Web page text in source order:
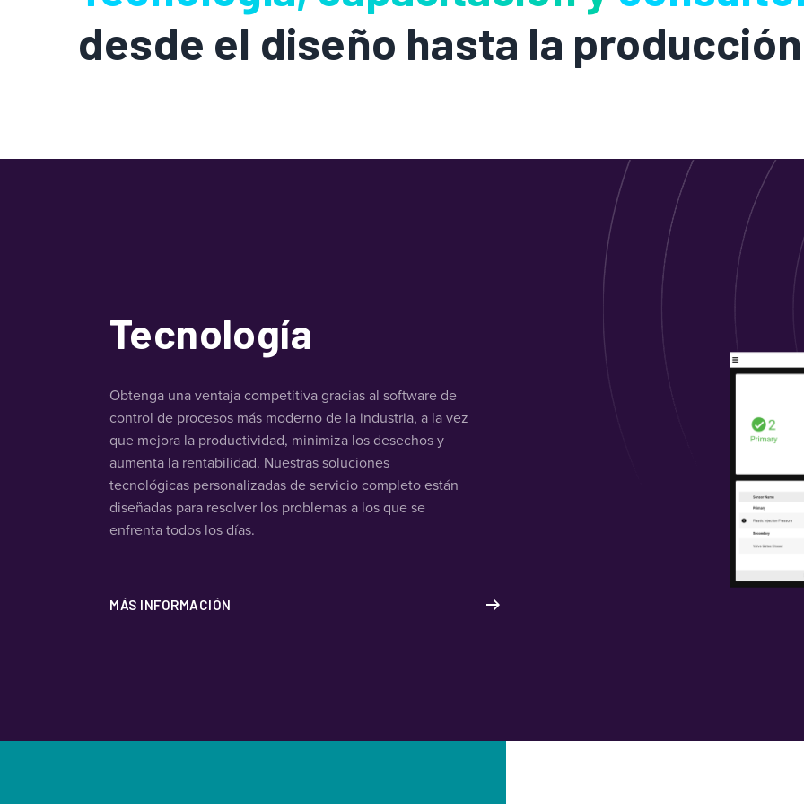
desde el diseño hasta la
Tecnología
Obtenga una ventaja competitiva gracias al software de
control de procesos más moderno de la industria, a la vez
que mejora la productividad, minimiza los desechos y
aumenta la rentabilidad. Nuestras soluciones
tecnológicas personalizadas de servicio completo están
diseñadas para resolver los problemas a los que se
enfrenta todos los días.
MÁS INFORMACIÓN